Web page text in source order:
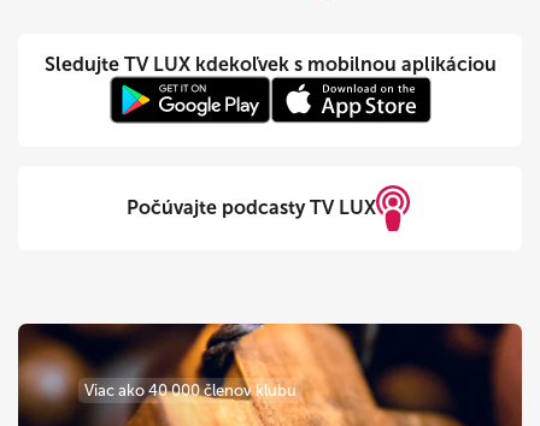
Sledujte TV LUX kdekoľvek s mobilnou aplikáciou
Počúvajte podcasty TV LUX
Viac ako 40 000 členov klubu